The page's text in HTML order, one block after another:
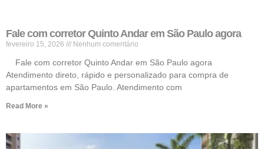
Fale com corretor Quinto Andar em São Paulo agora
fevereiro 15, 2026 Nenhum comentário
Fale com corretor Quinto Andar em São Paulo agora
Atendimento direto, rápido e personalizado para compra de
apartamentos em São Paulo. Atendimento com
Read More »